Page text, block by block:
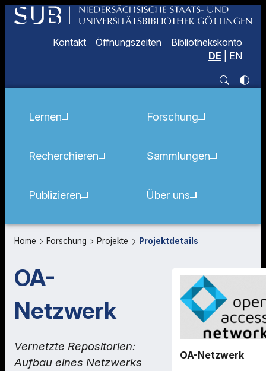
Kontakt Öffnungszeiten
Bibliothekskonto
DE
EN
Lernen
Recherchieren
Publizieren
Forschung
Sammlungen
Über uns
Home Forschung Projekte Projektdetails
OA-
Netzwerk
Vernetzte Repositorien:
Aufbau eines Netzwerks
OA-Netzwerk